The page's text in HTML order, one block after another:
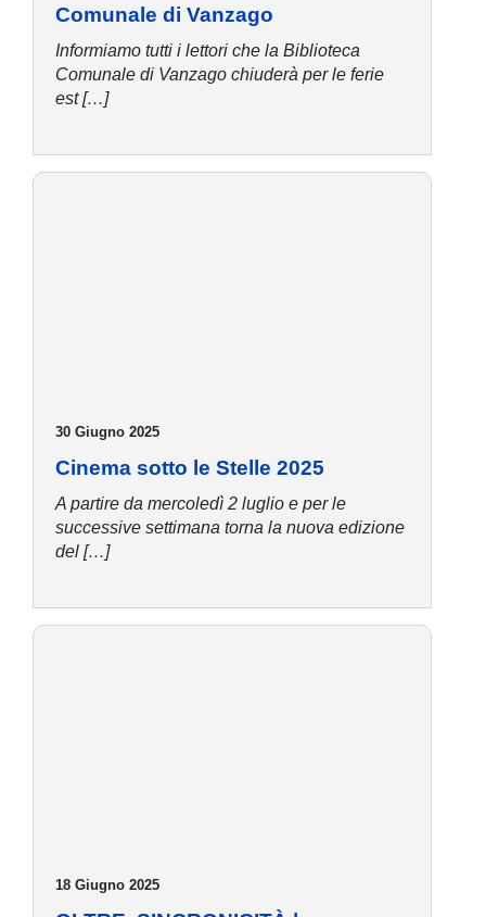
Comunale di Vanzago
Informiamo tutti i lettori che la Biblioteca
Comunale di Vanzago chiuderà per le ferie
est […]
30 Giugno 2025
Cinema sotto le Stelle 2025
A partire da mercoledì 2 luglio e per le
successive settimana torna la nuova edizione
del […]
18 Giugno 2025